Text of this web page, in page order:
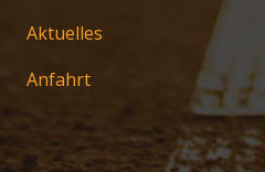
Aktuelles
Anfahrt